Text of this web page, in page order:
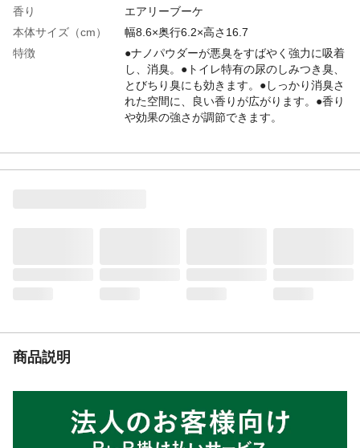
香り
エアリーブーケ
本体サイズ（cm）
幅8.6×奥行6.2×高さ16.7
特徴
●ナノパウダーが悪臭をすばやく強力に吸着
し、消臭。●トイレ特有の尿のしみつき臭、
とびちり臭にも効きます。●しっかり消臭さ
れた空間に、良い香りが広がります。●香り
や効果の強さが調節できます。
と塗装面や床がシミになったり、変色の恐
使用期間の目安
通常2~3ヵ月間(季節や使用状況により異な
ります。)
商品説明